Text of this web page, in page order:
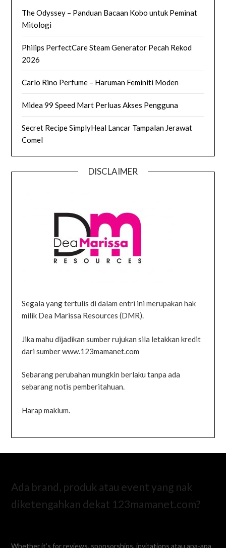
The Odyssey – Panduan Bacaan Kobo untuk Peminat
Mitologi
Philips PerfectCare Steam Generator Pecah Rekod
2026
Carlo Rino Perfume – Haruman Feminiti Moden
Midea 99 Speed Mart Perluas Akses Pengguna
Secret Recipe SimplyHeal Lancar Tampalan Jerawat
Comel
DISCLAIMER
Segala yang tertulis di dalam entri ini merupakan hak
milik Dea Marissa Resources (DMR).
Jika mahu dijadikan sumber rujukan sila letakkan kredit
dari sumber www.123mamanet.com
Sebarang perubahan mungkin berlaku tanpa ada
sebarang notis pemberitahuan.
Harap maklum.
Ada brand, produk atau event yang nak
diketengahkan dekat 123mamanet.com?
Whether it’s for reviews, sponsorships, invitations atau apa-apa